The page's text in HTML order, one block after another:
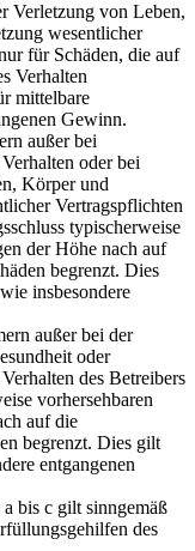
Verletzung von Leben,
wesentlicher
für Schäden, die auf
Verhalten
mittelbare
Gewinn.
außer bei
oder bei
Körper und
Vertragspflichten
typischerweise
der Höhe nach auf
begrenzt. Dies
insbesondere
außer bei der
oder
des Betreibers
vorhersehbaren
auf die
begrenzt. Dies gilt
entgangenen
bis c gilt sinngemäß
des